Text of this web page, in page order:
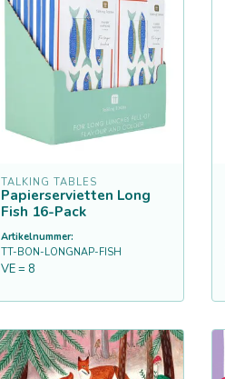
TALKING TABLES
Papierservietten Long
Fish 16-Pack
Artikelnummer:
TT-BON-LONGNAP-FISH
VE = 8